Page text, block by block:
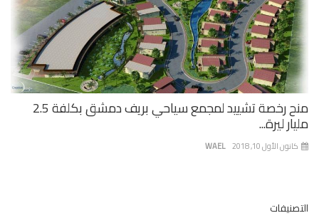
منح رخصة تشييد لمجمع سياحي بريف دمشق بكلفة 2.5
ليرة...
WAEL الأول 10, 2018